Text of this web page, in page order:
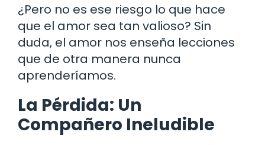
¿Pero no es ese riesgo lo que hace
que el amor sea tan valioso? Sin
duda, el amor nos enseña lecciones
que de otra manera nunca
aprenderíamos.
La Pérdida: Un
Compañero Ineludible